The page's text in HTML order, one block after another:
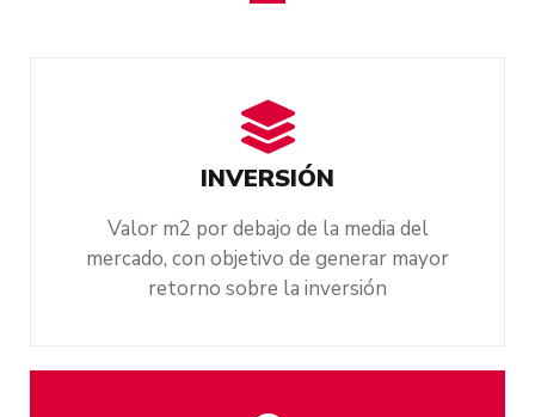
INVERSIÓN
Valor m2 por debajo de la media del
mercado, con objetivo de generar mayor
retorno sobre la inversión